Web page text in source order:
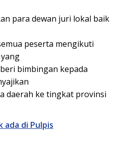
para dewan juri lokal baik
peserta mengikuti
bimbingan kepada
daerah ke tingkat provinsi
ada di Pulpis